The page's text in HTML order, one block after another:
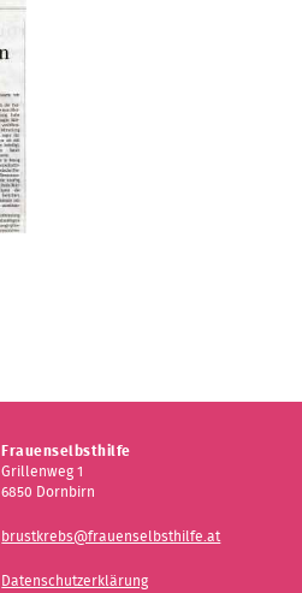
Frauenselbsthilfe
Grillenweg 1
6850 Dornbirn
brustkrebs@frauenselbsthilfe.at
Datenschutzerklärung